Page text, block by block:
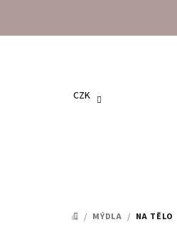
CZK
DOMŮ
/ MÝDLA / NA TĚLO